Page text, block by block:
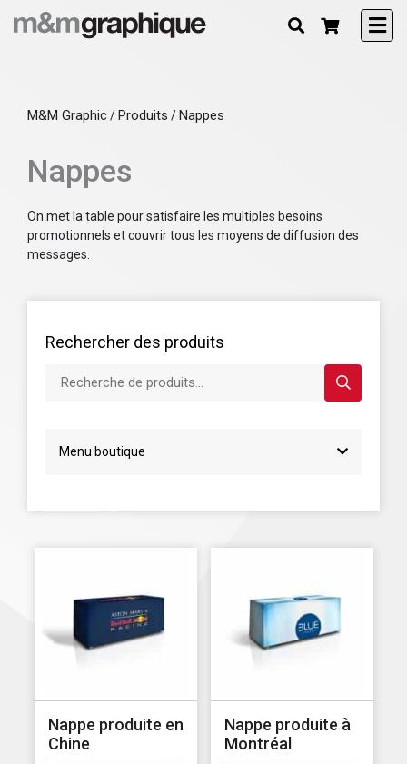
M&M Graphic/Produits /Nappes
Nappes
On met la table pour satisfaire les multiples besoins
promotionnels et couvrir tous les moyens de diffusion des
messages.
Rechercher des produits
Menu boutique
Nappe produite en
Chine
Nappe produite à
Montréal